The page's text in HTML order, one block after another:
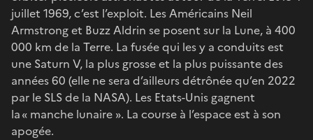
juillet 1969, c’est l’exploit. Les Américains Neil
Armstrong et Buzz Aldrin se posent sur la Lune, à 400
000 km de la Terre. La fusée qui les y a conduits est
une Saturn V, la plus grosse et la plus puissante des
années 60 (elle ne sera d’ailleurs détrônée qu’en 2022
par le SLS de la NASA). Les Etats-Unis gagnent
la « manche lunaire ». La course à l’espace est à son
apogée.